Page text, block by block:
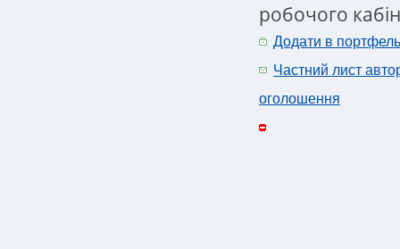
робочого
Додати в портфель
Частний лист
оголошення